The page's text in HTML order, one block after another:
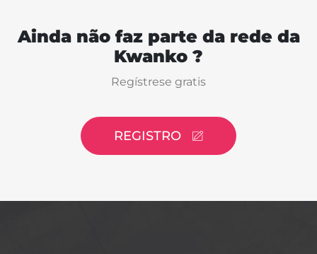
Ainda não faz parte da rede da
Kwanko ?
Regístrese gratis
REGISTRO